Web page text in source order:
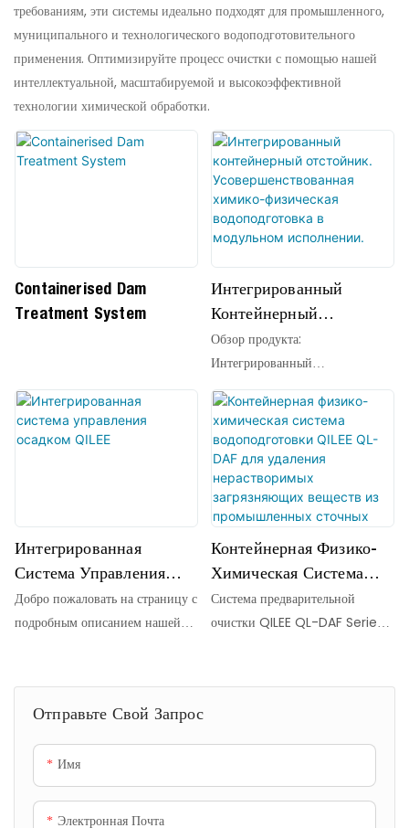
требованиям, эти системы идеально подходят для промышленного,
муниципального и технологического водоподготовительного
применения. Оптимизируйте процесс очистки с помощью нашей
интеллектуальной, масштабируемой и высокоэффективной
технологии химической обработки.
Отправьте Свой Запрос
Имя
Электронная Почта
Containerised Dam
Treatment System
Интегрированный
Контейнерный
Отстойник.
Усовершенствованная
Химико-Физическая
Водоподготовка В
Модульном Исполнении.
Обзор продукта:
Интегрированный
контейнерный отстойник QILEE
представляет собой прорыв в
модульной технологии
водоподготовки. Это
комплексное решение
объединяет дозирование
химикатов, флокуляцию и
высокоэффективное ламельное
(наклонное пластинчатое)
осаждение в стандартном
транспортном контейнере.
разделение твердых и жидких
и для коммунального
Интегрированная
Система Управления
Осадком QILEE
Добро пожаловать на страницу с
подробным описанием нашей
автоматического дозирования
полимерного флокулянта. Это
передовое интегрированное
решение сочетает в себе
высокоэффективную технологию
обезвоживания осадка с
Контейнерная Физико-
Химическая Система
Водоподготовки QILEE
QL-DAF Для Удаления
Система предварительной
очистки QILEE QL-DAF Series
разработанную для удаления
веществ, таких как взвешенные
частицы, жиры, масла и смазки